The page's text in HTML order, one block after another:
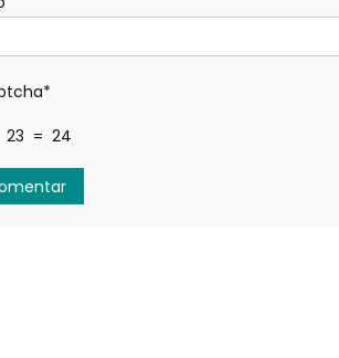
23 = 24